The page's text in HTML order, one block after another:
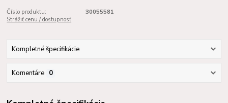
Číslo produktu:
30055581
Strážiť cenu / dostupnosť
Kompletné špecifikácie
Komentáre 0